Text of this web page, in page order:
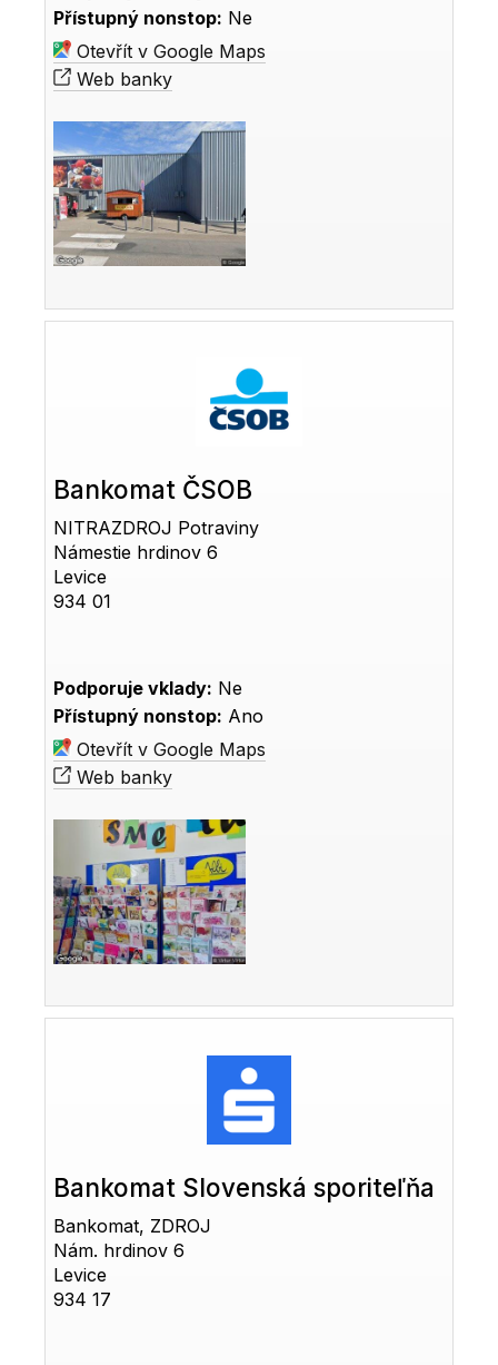
Přístupný nonstop: Ne
Otevřít v Google Maps
Web banky
Bankomat ČSOB
NITRAZDROJ Potraviny
Námestie hrdinov 6
Levice
934 01
Podporuje vklady: Ne
Přístupný nonstop: Ano
Otevřít v Google Maps
Web banky
Bankomat Slovenská sporiteľňa
Bankomat, ZDROJ
Nám. hrdinov 6
Levice
934 17